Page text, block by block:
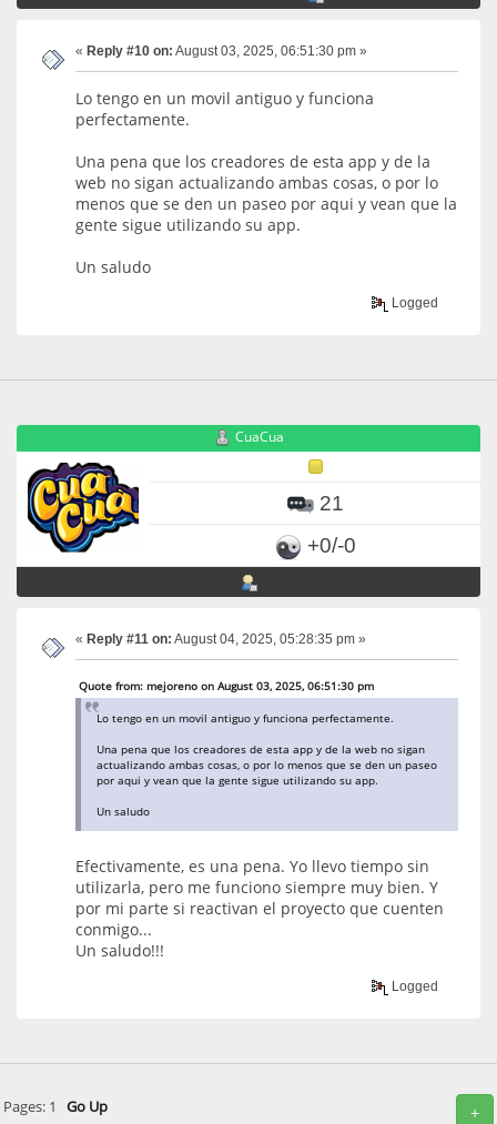
« Reply #10 on: August 03, 2025, 06:51:30 pm »
Lo tengo en un movil antiguo y funciona
perfectamente.
Una pena que los creadores de esta app y de la
web no sigan actualizando ambas cosas, o por lo
menos que se den un paseo por aqui y vean que la
gente sigue utilizando su app.
Un saludo
Logged
CuaCua
21
+0/-0
« Reply #11 on: August 04, 2025, 05:28:35 pm »
Quote from: mejoreno on August 03, 2025, 06:51:30 pm
Lo tengo en un movil antiguo y funciona perfectamente.
Una pena que los creadores de esta app y de la web no sigan
actualizando ambas cosas, o por lo menos que se den un paseo
por aqui y vean que la gente sigue utilizando su app.
Un saludo
Efectivamente, es una pena. Yo llevo tiempo sin
utilizarla, pero me funciono siempre muy bien. Y
por mi parte si reactivan el proyecto que cuenten
conmigo...
Un saludo!!!
Logged
+
Pages: 1 Go Up